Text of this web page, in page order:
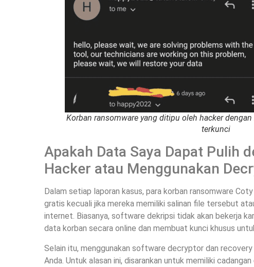
Korban ransomware yang ditipu oleh hacker
terkunci
Apakah Data Saya Dapat Pulih
Hacker atau Menggunakan
Dalam setiap laporan kasus, para korban ransomware
gratis kecuali jika mereka memiliki salinan file tersebut
internet. Biasanya, software dekripsi tidak akan bekerja
data korban secara online dan membuat kunci khusus
Selain itu, menggunakan software decryptor dan
Anda. Untuk alasan ini, disarankan untuk memiliki